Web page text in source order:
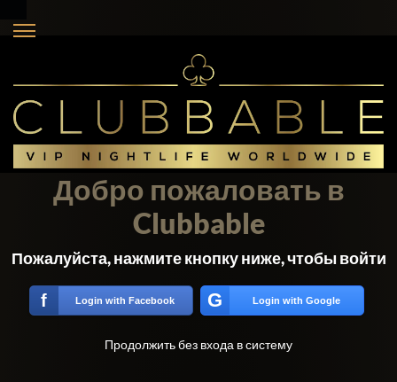
Добро пожаловать в
Clubbable
Пожалуйста, нажмите кнопку ниже, чтобы войти
f Login with Facebook G Login with Google
Продолжить без входа в систему